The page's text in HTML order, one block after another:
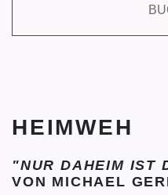
HEIMWEH
"NUR DAHEIM IST
VON MICHAEL